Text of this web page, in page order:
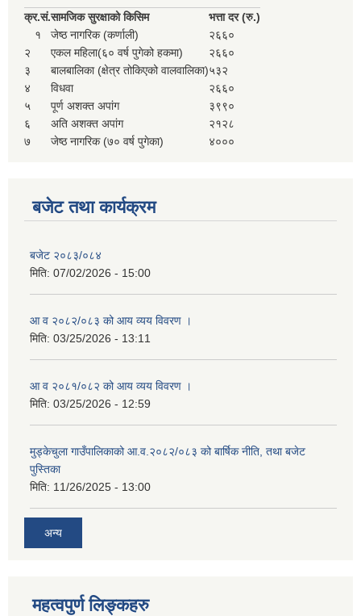
क्र.सं.सामजिक सुरक्षाको किसिम
भत्ता दर (रु.)
१
जेष्ठ नागरिक (कर्णाली)
२६६०
२
एकल महिला(६० वर्ष पुगेको हकमा)
२६६०
३
बालबालिका (क्षेत्र तोकिएको वालवालिका)५३२
४
विधवा
२६६०
५
पूर्ण अशक्त अपांग
३९९०
६
अति अशक्त अपांग
२१२८
७
जेष्ठ नागरिक (७० वर्ष पुगेका) ४०००
बजेट तथा कार्यक्रम
बजेट २०८३/०८४
मिति: 07/02/2026 - 15:00
आ व २०८२/०८३ को आय व्यय विवरण ।
मिति: 03/25/2026 - 13:11
आ व २०८१/०८२ को आय व्यय विवरण ।
मिति: 03/25/2026 - 12:59
मुड्केचुला गाउँपालिकाको आ.व.२०८२/०८३ को बार्षिक नीति, तथा बजेट
पुस्तिका
मिति: 11/26/2025 - 13:00
अन्य
महत्वपुर्ण लिङ्कहरु